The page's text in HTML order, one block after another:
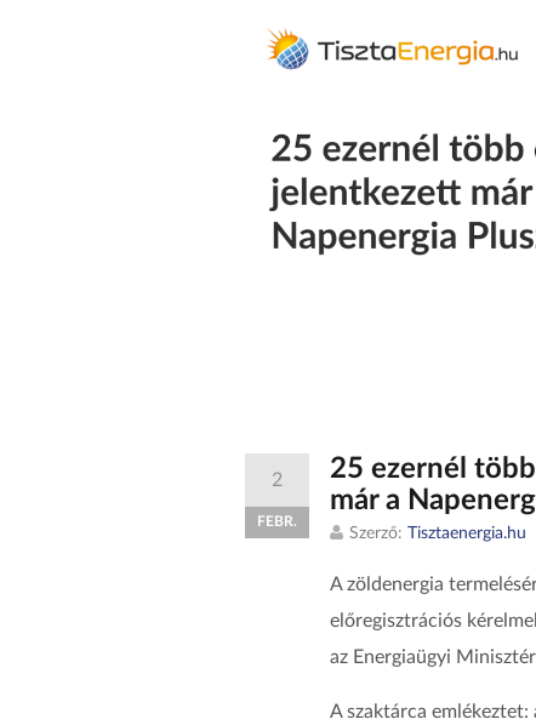
2
FEBR.
25 ezernél
már a
Szerző: Tisztaenergia.hu
A zöldenergia
előregisztrációs
az Energiaügyi
A szaktárca